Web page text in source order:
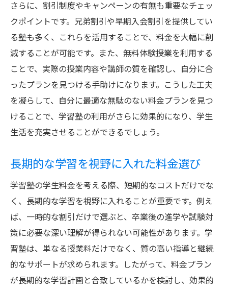
さらに、割引制度やキャンペーンの有無も重要なチェッ
クポイントです。兄弟割引や早期入会割引を提供してい
る塾も多く、これらを活用することで、料金を大幅に削
減することが可能です。また、無料体験授業を利用する
ことで、実際の授業内容や講師の質を確認し、自分に合
ったプランを見つける手助けになります。こうした工夫
を凝らして、自分に最適な無駄のない料金プランを見つ
けることで、学習塾の利用がさらに効果的になり、学生
生活を充実させることができるでしょう。
長期的な学習を視野に入れた料金選び
学習塾の学生料金を考える際、短期的なコストだけでな
く、長期的な学習を視野に入れることが重要です。例え
ば、一時的な割引だけで選ぶと、卒業後の進学や試験対
策に必要な深い理解が得られない可能性があります。学
習塾は、単なる授業料だけでなく、質の高い指導と継続
的なサポートが求められます。したがって、料金プラン
が長期的な学習計画と合致しているかを検討し、効果的